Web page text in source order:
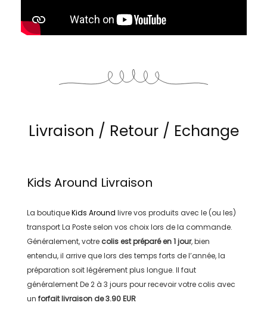
Livraison / Retour / Echange
Kids Around Livraison
La boutiqueKids Around livre vos produits avec le (ou les)
transportLa Posteselon vos choix lors de la commande.
Généralement, votre colis est préparé en1 jour, bien
entendu, il arrive que lors des temps forts de l’année, la
préparation soit légérement plus longue. Il faut
généralementDe 2 à 3 jours pour recevoir votre colis avec
un forfait livraison de3.90 EUR